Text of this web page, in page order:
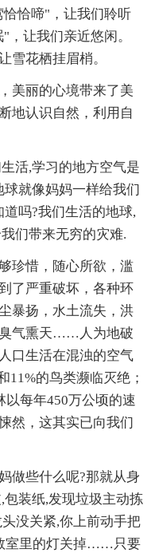
恰啼"，让我们聆听
让我们亲近悠闲。
雪花栖挂眉梢。
美丽的心境带来了美
地认识自然，利用自
活,学习的地方空气是
就像妈妈一样给我们
吗?我们生活的地球,
们带来无穷的灾难.
珍惜，随心所欲，滥
了严重破坏，各种环
暴扬，水土流失，洪
臭气熏天……人为地破
口生活在混浊的空气
11%的鸟类濒临灭绝；
以每年450万公顷的速
然，这其实已向我们
做些什么呢?那就从身
装纸,发现垃圾主动拣
没关紧,你上前动手把
室里的灯关掉……只要